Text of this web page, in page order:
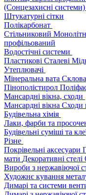
(Сонцезахисні системи)
Штукатурні сітки
Полікарбонат
Стільниковий
профільований
Водостічні системи
Пластикові Сталеві
Утеплювачі
Мінеральна вата
Пінополістирол
Мансардні вікна, сходи
Мансардні вікна Сходи
Будівельна хімія
Лаки, фарби та
Будівельні суміші та
Різне
Покрівельні аксесуари
мати Декоративні стелі
Вироби з нержавіючої
Художнє кування
Димарі та системи